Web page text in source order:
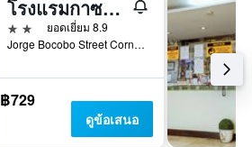
โรงแรมกาซาโบโคโบ
2 ดาว
ยอดเยี่ยม 8.9
Jorge Bocobo Street Corner Kalaw Avenue, มะนิลา, ฟิลิปปินส์
฿729
ดูข้อเสนอ